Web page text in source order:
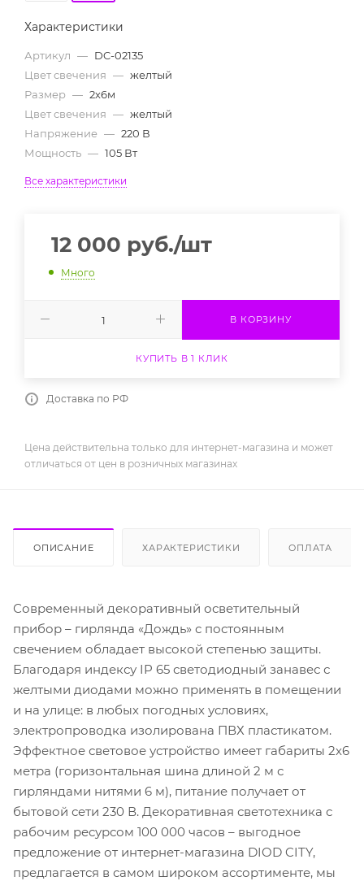
Характеристики
Артикул — DC-02135
Цвет свечения — желтый
Размер — 2х6м
Цвет свечения — желтый
Напряжение — 220 В
Мощность — 105 Вт
Все характеристики
12 000 руб./шт
Много
В КОРЗИНУ
КУПИТЬ В 1 КЛИК
Доставка по РФ
Цена действительна только для интернет-магазина и может
отличаться от цен в розничных магазинах
ОПИСАНИЕ ХАРАКТЕРИСТИКИ ОПЛАТА
Современный декоративный осветительный
прибор – гирлянда «Дождь» с постоянным
свечением обладает высокой степенью защиты.
Благодаря индексу IP 65 светодиодный занавес с
желтыми диодами можно применять в помещении
и на улице: в любых погодных условиях,
электропроводка изолирована ПВХ пластикатом.
Эффектное световое устройство имеет габариты 2х6
метра (горизонтальная шина длиной 2 м с
гирляндами нитями 6 м), питание получает от
бытовой сети 230 В. Декоративная светотехника с
рабочим ресурсом 100 000 часов – выгодное
предложение от интернет-магазина DIOD CITY,
предлагается в самом широком ассортименте, мы